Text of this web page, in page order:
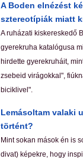
A Boden elnézést
sztereotípiák miatt
A ruházati kiskereskedő
gyerekruha katalógusa
hirdette gyerekruháit,
zsebeid virágokkal",
biciklivel".
Lemásoltam valaki
történt?
Mint sokan mások én is
divat) képekre, hogy